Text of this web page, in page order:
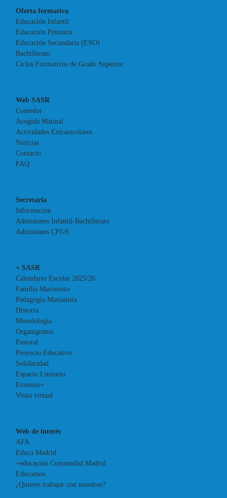
Oferta formativa
Educación Infantil
Educación Primaria
Educación Secundaria (ESO)
Bachillerato
Ciclos Formativos de Grado Superior
Web SASR
Comedor
Acogida Matinal
Actividades Extraescolares
Noticias
Contacto
FAQ
Secretaría
Información
Admisiones Infantil-Bachillerato
Admisiones CFGS
+ SASR
Calendario Escolar 2025/26
Familia Marianista
Pedagogía Marianista
Historia
Metodología
Organigrama
Pastoral
Proyecto Educativo
Solidaridad
Espacio Literario
Erasmus+
Visita virtual
Web de interés
AFA
Educa Madrid
+educación Comunidad Madrid
Educamos
¿Quieres trabajar con nosotros?